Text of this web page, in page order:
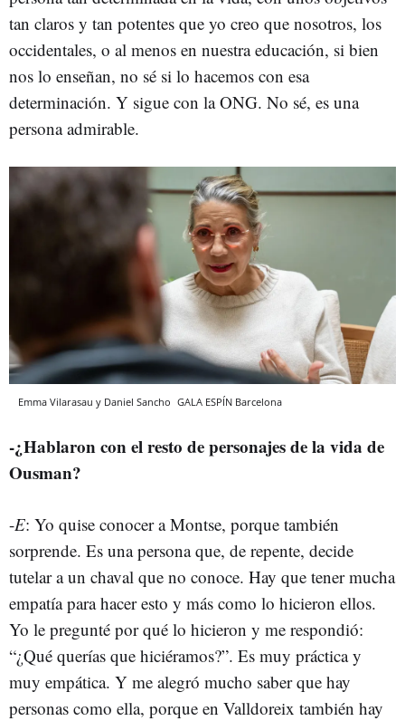
tan claros y tan potentes que yo creo que nosotros, los
occidentales, o al menos en nuestra educación, si bien
nos lo enseñan, no sé si lo hacemos con esa
determinación. Y sigue con la ONG. No sé, es una
persona admirable.
Emma Vilarasau y Daniel Sancho GALA ESPÍN Barcelona
-¿Hablaron con el resto de personajes de la vida de
Ousman?
-E: Yo quise conocer a Montse, porque también
sorprende. Es una persona que, de repente, decide
tutelar a un chaval que no conoce. Hay que tener mucha
empatía para hacer esto y más como lo hicieron ellos.
Yo le pregunté por qué lo hicieron y me respondió:
“¿Qué querías que hiciéramos?”. Es muy práctica y
muy empática. Y me alegró mucho saber que hay
personas como ella, porque en Valldoreix también hay